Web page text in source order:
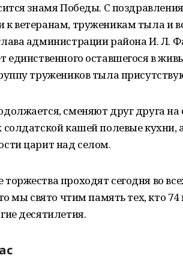
знамя Победы. С
ветеранам, труженикам тыла и
администрации района И. Л.
единственного оставшегося в
тружеников тыла
сменяют друг друга
солдатской кашей полевые
царит над селом.
проходят сегодня во
мы свято чтим память тех, кто
десятилетия.